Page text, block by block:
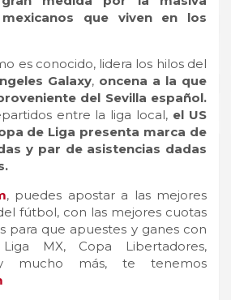
que viven en los
es conocido, lidera los hilos del
Galaxy, oncena a la que
del Sevilla español.
entre la liga local, el US
de Liga presenta marca de
y par de asistencias dadas
, puedes apostar a las mejores
fútbol, con las mejores cuotas
para que apuestes y ganes con
MX, Copa Libertadores,
y mucho más, te tenemos